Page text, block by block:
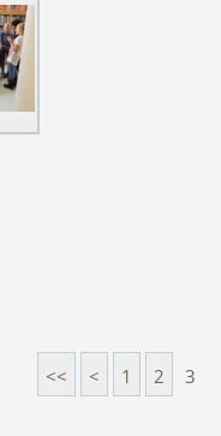
<< < 1 2 3